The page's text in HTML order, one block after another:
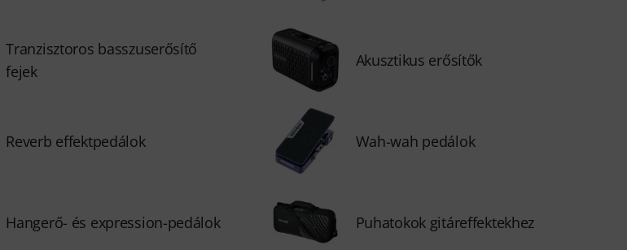
Tranzisztoros basszuserősítő
fejek
Akusztikus erősítők
Reverb effektpedálok Wah-wah pedálok
Hangerő- és expression-pedálok Puhatokok gitáreffektekhez